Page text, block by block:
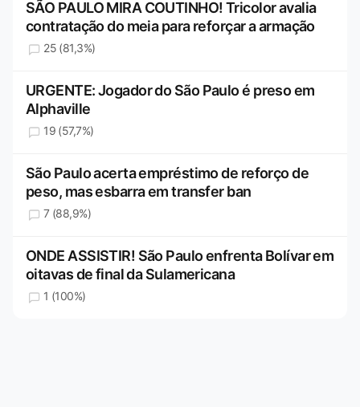
SÃO PAULO MIRA COUTINHO! Tricolor avalia
contratação do meia para reforçar a armação
25 (81,3%)
URGENTE: Jogador do São Paulo é preso em
Alphaville
19 (57,7%)
São Paulo acerta empréstimo de reforço de
peso, mas esbarra em transfer ban
7 (88,9%)
ONDE ASSISTIR! São Paulo enfrenta Bolívar em
oitavas de final da Sulamericana
1 (100%)